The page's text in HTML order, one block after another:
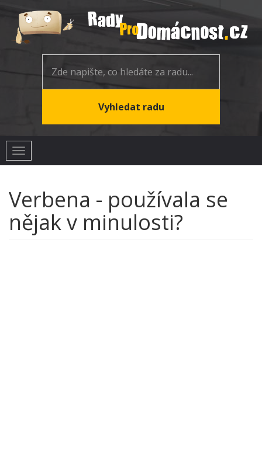
Toggle
navigation
Verbena - používala se
nějak v minulosti?